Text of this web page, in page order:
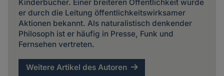
Kinderbücher. Einer breiteren Öffentlichkeit wurde
er durch die Leitung öffentlichkeitswirksamer
Aktionen bekannt. Als naturalistisch denkender
Philosoph ist er häufig in Presse, Funk und
Fernsehen vertreten.
Weitere Artikel des Autoren